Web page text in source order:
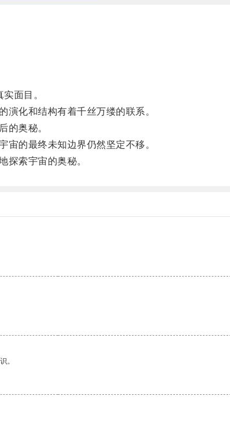
面目。
化和结构有着千丝万缕的联系。
的奥秘。
的最终未知边界仍然坚定不移。
索宇宙的奥秘。
。